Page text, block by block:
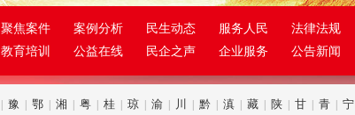
聚焦案件 案例分析 民生动态 服务人民 法律法规
教育培训 公益在线 民企之声 企业服务 公告新闻
| 豫 | 鄂 | 湘 | 粤 | 桂 | 琼 | 渝 | 川 | 黔 | 滇 | 藏 | 陕 | 甘 | 青 | 宁